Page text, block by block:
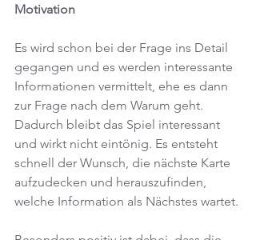
Motivation
Es wird schon bei der Frage ins Detail
gegangen und es werden interessante
Informationen vermittelt, ehe es dann
zur Frage nach dem Warum geht.
Dadurch bleibt das Spiel interessant
und wirkt nicht eintönig. Es entsteht
schnell der Wunsch, die nächste Karte
aufzudecken und herauszufinden,
welche Information als Nächstes wartet.